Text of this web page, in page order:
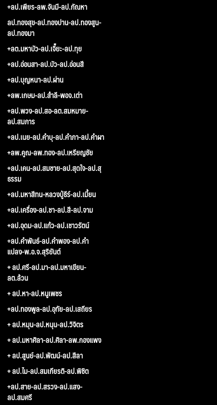
+ลป.เพียร-ลพ.จันมี-ลป.กัณหา
ลป.ทองสุข-ลป.ทองปาน-ลป.ทองสูน-
ลป.ทองมา
+ลต.มหาบัว-ลป.เจี๊ยะ-ลป.ทุย
+ลป.อ่อนสา-ลป.บัว-ลป.อ่อนสี
+ลป.บุญหนา-ลป.ผ่าน
+ลพ.เกษม-ลป.สำลี-พอจ.เต่า
+ลป.พวง-ลป.สอ-ลต.สมหมาย-
ลป.สมภาร
+ลป.เนย-ลป.คำบุ-ลป.คำภา-ลป.คำผา
+ลพ.คูณ-ลพ.ทอง-ลป.เหรียญชัย
+ลป.เคน-ลป.สมชาย-ลป.สุดใจ-ลป.สุ
ธรรม
+ลป.มหาสีทน-หลวงปู่ธีร์-ลป.เมี้ยน
+ลป.เครื่อง-ลป.ชา-ลป.สี-ลป.จาม
+ลป.อุดม-ลป.แก้ว-ลป.เชาวรัตน์
+ลป.คำพันธ์-ลป.คำพอง-ลป.คำ
แปลง-พ.อ.จ.สุริยันต์
+ ลป.ศรี-ลป.มา-ลป.มหาเขียน-
ลต.ล้วน
+ ลป.หา-ลป.หนูเพชร
+ลป.ทองพูล-ลป.อุทัย-ลป.เสถียร
+ ลป.หมุน-ลป.หนุน-ลป.วิจิตร
+ ลป.มหาศิลา-ลป.ศิลา-ลพ.กองแพง
+ ลป.สูนย์-ลป.พัฒน์-ลป.สีลา
+ ลป.ไม-ลป.สมเกียรติ-ลป.พิชิต
+ลป.สาย-ลป.สรวง-ลป.แสง-
ลป.สมศรี